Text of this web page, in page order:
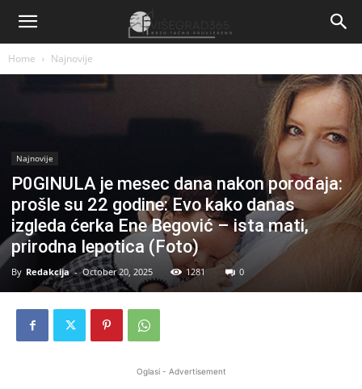
Home Najnovije
Najnovije
P0GlNULA je mesec dana nakon porođaja:
prošle su 22 godine: Evo kako danas
izgleda ćerka Ene Begović – ista mati,
prirodna Iepotica (Foto)
By Redakcija - October 20, 2025 1281 0
Oglasi - Advertisement